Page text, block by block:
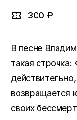
300 ₽
В песне
такая
возвращается
своих